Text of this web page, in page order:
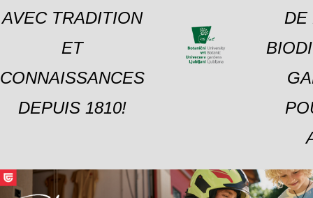
AVEC TRADITION
ET
CONNAISSANCES
DEPUIS 1810!
DE